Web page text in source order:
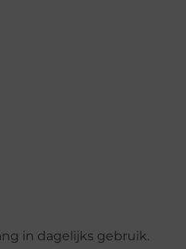
in dagelijks gebruik.